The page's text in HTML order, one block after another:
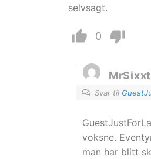
selvsagt.
0
Svar til
voksne.
man har blitt